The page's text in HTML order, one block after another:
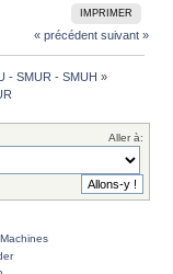
IMPRIMER
« précédent suivant »
- SMUR - SMUH »
Aller à: